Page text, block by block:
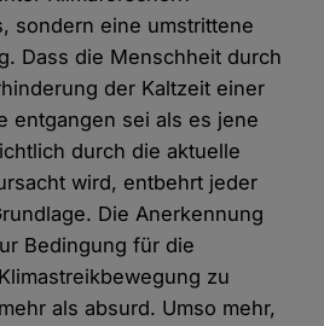
sondern eine umstrittene
Dass die Menschheit durch
der Kaltzeit einer
entgangen sei als es jene
durch die aktuelle
wird, entbehrt jeder
Die Anerkennung
Bedingung für die
zu
als absurd. Umso mehr,